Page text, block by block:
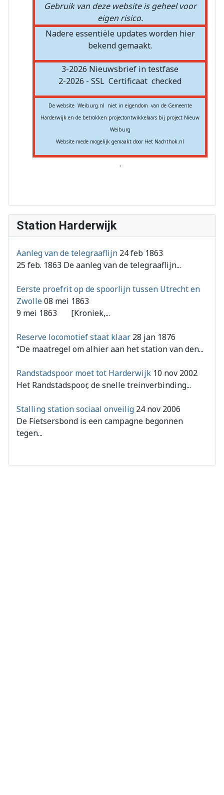
Gebruik van deze website is geheel voor
eigen risico.
Nadere essentiële updates worden hier
bekend gemaakt.
3-2026 Nieuwsbrief in testfase
2-2026 - SSL Certificaat checked
De website Weiburg.nl niet in eigendom van de Gemeente
Harderwijk en de betrokken projectontwikkelaars bij project Nieuw
Weiburg
Website mede mogelijk gemaakt door Het Nachthok.nl
.
Station Harderwijk
Aanleg van de telegraaflijn 24 feb 1863
25 feb. 1863 De aanleg van de telegraaflijn...
Eerste proefrit op de spoorlijn tussen Utrecht en
Zwolle08 mei 1863
9 mei 1863 [Kroniek,...
Reserve locomotief staat klaar 28 jan 1876
“De maatregel om alhier aan het station van den...
Randstadspoor moet tot Harderwijk 10 nov 2002
Het Randstadspoor, de snelle treinverbinding...
Stalling station sociaal onveilig 24 nov 2006
De Fietsersbond is een campagne begonnen
tegen...